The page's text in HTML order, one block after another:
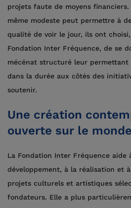
projets faute de moyens financiers.
même modeste peut permettre à
qualité de voir le jour, ils ont
Fondation Inter Fréquence, de se
mécénat structuré leur permettant
dans la durée aux côtés des
soutenir.
Une création
ouverte sur le monde
La Fondation Inter Fréquence aide
développement, à la réalisation et
projets culturels et artistiques
fondateurs. Elle a plus